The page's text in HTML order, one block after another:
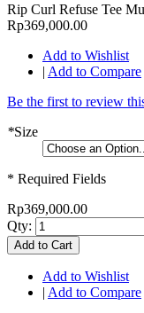
Rip Curl Refuse Tee
Rp369,000.00
Add to Wishlist
| Add to Compare
Be the first to review
*Size
* Required Fields
Rp369,000.00
Qty:
Add to Cart
Add to Wishlist
| Add to Compare